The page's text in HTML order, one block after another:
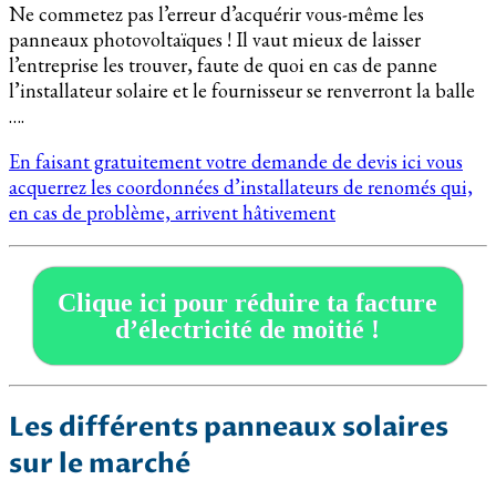
Ne commetez pas l’erreur d’acquérir vous-même les
panneaux photovoltaïques ! Il vaut mieux de laisser
l’entreprise les trouver, faute de quoi en cas de panne
l’installateur solaire et le fournisseur se renverront la balle
….
En faisant gratuitement votre demande de devis ici vous
acquerrez les coordonnées d’installateurs de renomés qui,
en cas de problème, arrivent hâtivement
Clique ici pour réduire ta facture
d’électricité de moitié !
Les différents panneaux solaires
sur le marché